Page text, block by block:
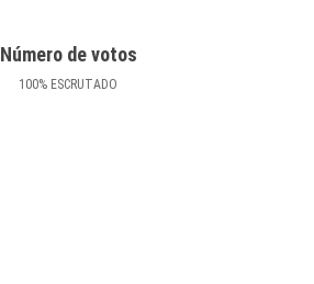
Número de votos
100% ESCRUTADO